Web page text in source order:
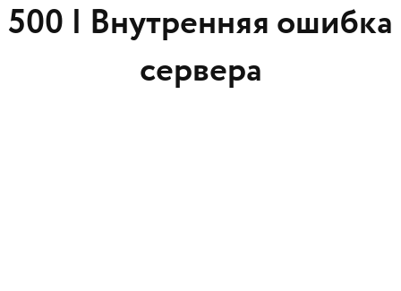
500 | Внутренняя ошибка
сервера